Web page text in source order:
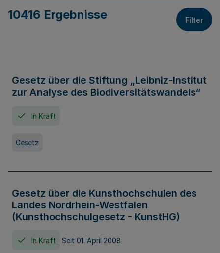
10416 Ergebnisse Filter
Gesetz über die Stiftung „Leibniz-Institut
zur Analyse des Biodiversitätswandels“
In Kraft
Gesetz
Gesetz über die Kunsthochschulen des
Landes Nordrhein-Westfalen
(Kunsthochschulgesetz - KunstHG)
In Kraft Seit 01. April 2008